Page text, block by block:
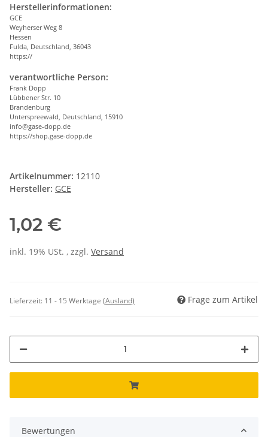
Herstellerinformationen:
GCE
Weyherser Weg 8
Hessen
Fulda, Deutschland, 36043
https://
verantwortliche Person:
Frank Dopp
Lübbener Str. 10
Brandenburg
Unterspreewald, Deutschland, 15910
info@gase-dopp.de
https://shop.gase-dopp.de
Artikelnummer: 12110
Hersteller: GCE
1,02 €
inkl. 19% USt. , zzgl. Versand
Lieferzeit: 11 - 15 Werktage (Ausland) Frage zum Artikel
Bewertungen